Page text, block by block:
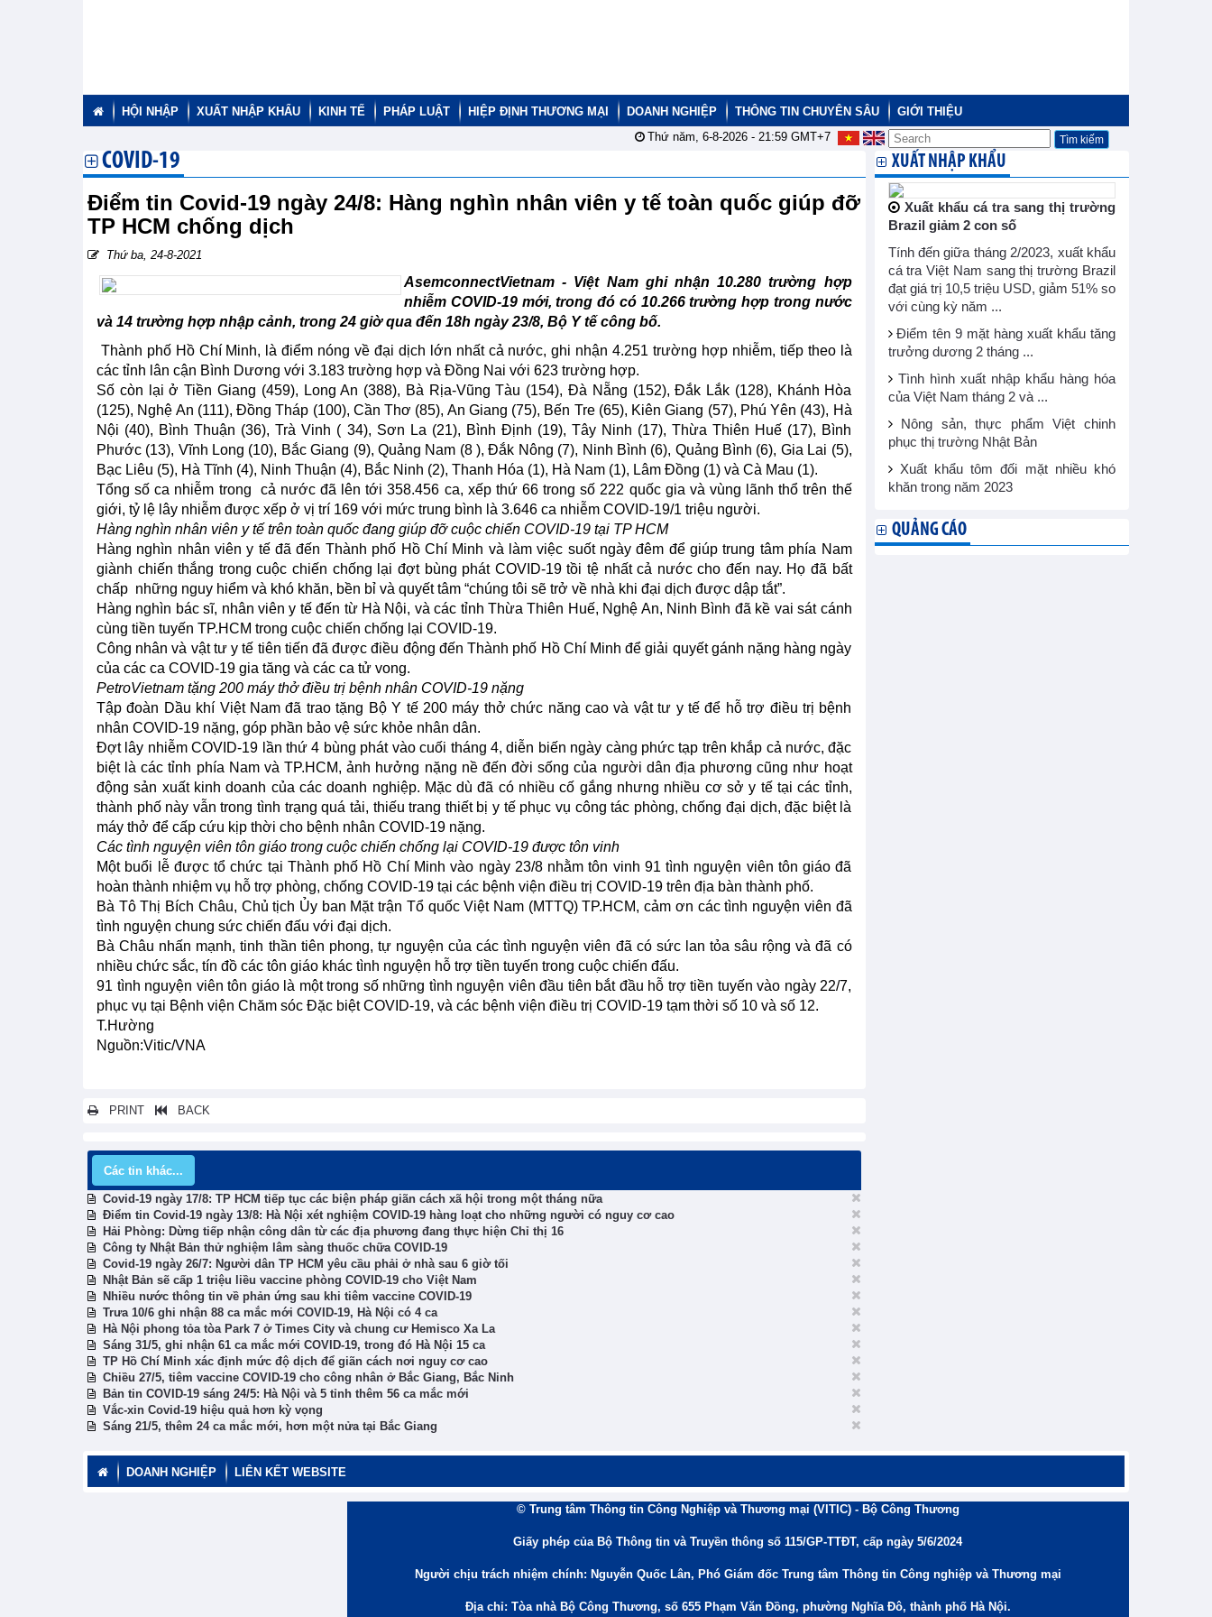
HỘI NHẬP XUẤT NHẬP KHẨU KINH TẾ PHÁP LUẬT HIỆP ĐỊNH THƯƠNG MẠI DOANH NGHIỆP THÔNG TIN CHUYÊN SÂU
GIỚI THIỆU
Thứ năm, 6-8-2026 - 21:59GMT+7
COVID-19
Điểm tin Covid-19 ngày 24/8: Hàng nghìn nhân viên y tế toàn quốc giúp đỡ
TP HCM chống dịch
Thứ ba, 24-8-2021
AsemconnectVietnam - Việt Nam ghi nhận 10.280 trường hợp
nhiễm COVID-19 mới, trong đó có 10.266 trường hợp trong nước
và 14 trường hợp nhập cảnh, trong 24 giờ qua đến 18h ngày 23/8, Bộ Y tế công bố.
Thành phố Hồ Chí Minh, là điểm nóng về đại dịch lớn nhất cả nước, ghi nhận 4.251 trường hợp nhiễm, tiếp theo là
các tỉnh lân cận Bình Dương với 3.183 trường hợp và Đồng Nai với 623 trường hợp.
Số còn lại ở Tiền Giang (459), Long An (388), Bà Rịa-Vũng Tàu (154), Đà Nẵng (152), Đắk Lắk (128), Khánh Hòa
(125), Nghệ An (111), Đồng Tháp (100), Cần Thơ (85), An Giang (75), Bến Tre (65), Kiên Giang (57), Phú Yên (43), Hà
Nội (40), Bình Thuận (36), Trà Vinh ( 34), Sơn La (21), Bình Định (19), Tây Ninh (17), Thừa Thiên Huế (17), Bình
Phước (13), Vĩnh Long (10), Bắc Giang (9), Quảng Nam (8 ), Đắk Nông (7), Ninh Bình (6), Quảng Bình (6), Gia Lai (5),
Bạc Liêu (5), Hà Tĩnh (4), Ninh Thuận (4), Bắc Ninh (2), Thanh Hóa (1), Hà Nam (1), Lâm Đồng (1) và Cà Mau (1).
Tổng số ca nhiễm trong cả nước đã lên tới 358.456 ca, xếp thứ 66 trong số 222 quốc gia và vùng lãnh thổ trên thế
giới, tỷ lệ lây nhiễm được xếp ở vị trí 169 với mức trung bình là 3.646 ca nhiễm COVID-19/1 triệu người.
Hàng nghìn nhân viên y tế trên toàn quốc đang giúp đỡ cuộc chiến COVID-19 tại TP HCM
Hàng nghìn nhân viên y tế đã đến Thành phố Hồ Chí Minh và làm việc suốt ngày đêm để giúp trung tâm phía Nam
giành chiến thắng trong cuộc chiến chống lại đợt bùng phát COVID-19 tồi tệ nhất cả nước cho đến nay. Họ đã bất
chấp những nguy hiểm và khó khăn, bền bỉ và quyết tâm “chúng tôi sẽ trở về nhà khi đại dịch được dập tắt”.
Hàng nghìn bác sĩ, nhân viên y tế đến từ Hà Nội, và các tỉnh Thừa Thiên Huế, Nghệ An, Ninh Bình đã kề vai sát cánh
cùng tiền tuyến TP.HCM trong cuộc chiến chống lại COVID-19.
Công nhân và vật tư y tế tiên tiến đã được điều động đến Thành phố Hồ Chí Minh để giải quyết gánh nặng hàng ngày
của các ca COVID-19 gia tăng và các ca tử vong.
PetroVietnam tặng 200 máy thở điều trị bệnh nhân COVID-19 nặng
Tập đoàn Dầu khí Việt Nam đã trao tặng Bộ Y tế 200 máy thở chức năng cao và vật tư y tế để hỗ trợ điều trị bệnh
nhân COVID-19 nặng, góp phần bảo vệ sức khỏe nhân dân.
Đợt lây nhiễm COVID-19 lần thứ 4 bùng phát vào cuối tháng 4, diễn biến ngày càng phức tạp trên khắp cả nước, đặc
biệt là các tỉnh phía Nam và TP.HCM, ảnh hưởng nặng nề đến đời sống của người dân địa phương cũng như hoạt
động sản xuất kinh doanh của các doanh nghiệp. Mặc dù đã có nhiều cố gắng nhưng nhiều cơ sở y tế tại các tỉnh,
thành phố này vẫn trong tình trạng quá tải, thiếu trang thiết bị y tế phục vụ công tác phòng, chống đại dịch, đặc biệt là
máy thở để cấp cứu kịp thời cho bệnh nhân COVID-19 nặng.
Các tình nguyện viên tôn giáo trong cuộc chiến chống lại COVID-19 được tôn vinh
Một buổi lễ được tổ chức tại Thành phố Hồ Chí Minh vào ngày 23/8 nhằm tôn vinh 91 tình nguyện viên tôn giáo đã
hoàn thành nhiệm vụ hỗ trợ phòng, chống COVID-19 tại các bệnh viện điều trị COVID-19 trên địa bàn thành phố.
Bà Tô Thị Bích Châu, Chủ tịch Ủy ban Mặt trận Tổ quốc Việt Nam (MTTQ) TP.HCM, cảm ơn các tình nguyện viên đã
tình nguyện chung sức chiến đấu với đại dịch.
Bà Châu nhấn mạnh, tinh thần tiên phong, tự nguyện của các tình nguyện viên đã có sức lan tỏa sâu rộng và đã có
nhiều chức sắc, tín đồ các tôn giáo khác tình nguyện hỗ trợ tiền tuyến trong cuộc chiến đấu.
91 tình nguyện viên tôn giáo là một trong số những tình nguyện viên đầu tiên bắt đầu hỗ trợ tiền tuyến vào ngày 22/7,
phục vụ tại Bệnh viện Chăm sóc Đặc biệt COVID-19, và các bệnh viện điều trị COVID-19 tạm thời số 10 và số 12.
T.Hường
Nguồn:Vitic/VNA
PRINT BACK
Các tin khác...
Covid-19 ngày 17/8: TP HCM tiếp tục các biện pháp giãn cách xã hội trong một tháng nữa
Điểm tin Covid-19 ngày 13/8: Hà Nội xét nghiệm COVID-19 hàng loạt cho những người có nguy cơ cao
Hải Phòng: Dừng tiếp nhận công dân từ các địa phương đang thực hiện Chỉ thị 16
Công ty Nhật Bản thử nghiệm lâm sàng thuốc chữa COVID-19
Covid-19 ngày 26/7: Người dân TP HCM yêu cầu phải ở nhà sau 6 giờ tối
Nhật Bản sẽ cấp 1 triệu liều vaccine phòng COVID-19 cho Việt Nam
Nhiều nước thông tin về phản ứng sau khi tiêm vaccine COVID-19
Trưa 10/6 ghi nhận 88 ca mắc mới COVID-19, Hà Nội có 4 ca
Hà Nội phong tỏa tòa Park 7 ở Times City và chung cư Hemisco Xa La
Sáng 31/5, ghi nhận 61 ca mắc mới COVID-19, trong đó Hà Nội 15 ca
TP Hồ Chí Minh xác định mức độ dịch để giãn cách nơi nguy cơ cao
Chiều 27/5, tiêm vaccine COVID-19 cho công nhân ở Bắc Giang, Bắc Ninh
Bản tin COVID-19 sáng 24/5: Hà Nội và 5 tỉnh thêm 56 ca mắc mới
Vắc-xin Covid-19 hiệu quả hơn kỳ vọng
Sáng 21/5, thêm 24 ca mắc mới, hơn một nửa tại Bắc Giang
XUẤT NHẬP KHẨU
Xuất khẩu cá tra sang thị trường
Brazil giảm 2 con số
Tính đến giữa tháng 2/2023, xuất khẩu
cá tra Việt Nam sang thị trường Brazil
đạt giá trị 10,5 triệu USD, giảm 51% so
với cùng kỳ năm ...
Điểm tên 9 mặt hàng xuất khẩu tăng
trưởng dương 2 tháng ...
Tình hình xuất nhập khẩu hàng hóa
của Việt Nam tháng 2 và ...
Nông sản, thực phẩm Việt chinh
phục thị trường Nhật Bản
Xuất khẩu tôm đối mặt nhiều khó
khăn trong năm 2023
QUẢNG CÁO
DOANH NGHIỆP LIÊN KẾT WEBSITE
© Trung tâm Thông tin Công Nghiệp và Thương mại (VITIC) - Bộ Công Thương
Giấy phép của Bộ Thông tin và Truyền thông số 115/GP-TTĐT, cấp ngày 5/6/2024
Người chịu trách nhiệm chính: Nguyễn Quốc Lân, Phó Giám đốc Trung tâm Thông tin Công nghiệp và Thương mại
Địa chỉ: Tòa nhà Bộ Công Thương, số 655 Phạm Văn Đồng, phường Nghĩa Đô, thành phố Hà Nội.